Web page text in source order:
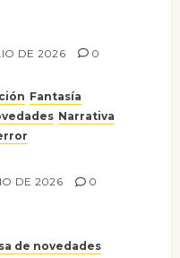
DE 2026 0
Fantasía
Narrativa
DE 2026 0
de novedades